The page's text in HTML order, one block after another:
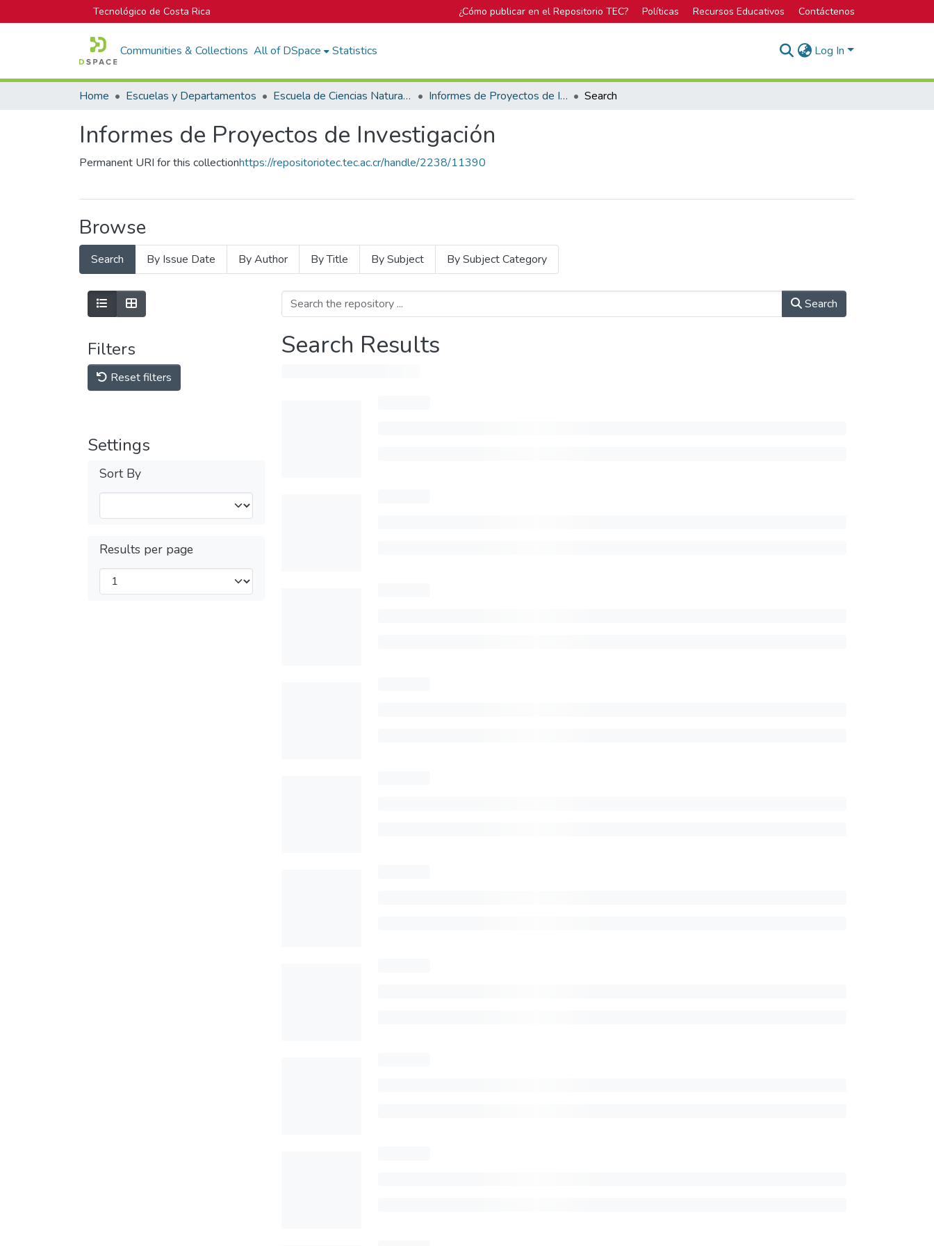
Tecnológico de Costa Rica ¿Cómo publicar en el Repositorio TEC? Políticas Recursos Educativos Contáctenos
Communities & Collections All of DSpace Statistics Log In
Home Escuelas y Departamentos Escuela de Ciencias Naturales y Exactas Informes de Proyectos de Investigación Search
Informes de Proyectos de Investigación
Permanent URI for this collectionhttps://repositoriotec.tec.ac.cr/handle/2238/11390
Browse
Search By Issue Date By Author By Title By Subject By Subject Category
Filters
Reset filters
Settings
Sort By
Results per page
Search
Search Results